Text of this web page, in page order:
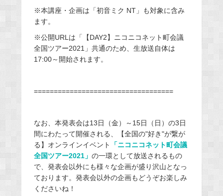
※本講座・企画は「初音ミク NT」も対象に含み
ます。
※公開URLは「【DAY2】ニコニコネット町会議
全国ツアー2021」共通のため、生放送自体は
17:00～開始されます。
===================================
なお、本発表会は13日（金）～15日（日）の3日
間にわたって開催される、【全国の"好き"が繋が
る】オンラインイベント
「ニコニコネット町会議
全国ツアー2021」 の一環として放送されるもの
で、発表会以外にも様々な企画が盛り沢山となっ
ております。発表会以外の企画もどうぞお楽しみ
くださいね！